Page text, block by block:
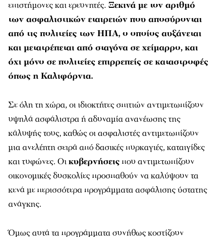
επιστήμονες και ερευνητές. Ξεκινά με τον αριθμό
των ασφαλιστικών εταιρειών που αποσύρονται
από τις πολιτείες των ΗΠΑ, ο οποίος αυξάνεται
και μετατρέπεται από σταγόνα σε χείμαρρο, και
όχι μόνο σε πολιτείες επιρρεπείς σε καταστροφές
όπως η Καλιφόρνια.
Σε όλη τη χώρα, οι ιδιοκτήτες σπιτιών αντιμετωπίζουν
υψηλά ασφάλιστρα ή αδυναμία ανανέωσης της
κάλυψής τους, καθώς οι ασφαλιστές αντιμετωπίζουν
μια ανελέητη σειρά από δασικές πυρκαγιές, καταιγίδες
και τυφώνες. Οικυβερνήσειςπου αντιμετωπίζουν
οικονομικές δυσκολίες προσπαθούν να καλύψουν τα
κενά με περισσότερα προγράμματα ασφάλισης ύστατης
ανάγκης.
Όμως αυτά τα προγράμματα συνήθως κοστίζουν